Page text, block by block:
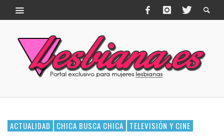
ACTUALIDAD CHICA BUSCA CHICA TELEVISIÓN Y CINE